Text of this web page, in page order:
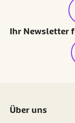
Ihr Newsletter
Über uns